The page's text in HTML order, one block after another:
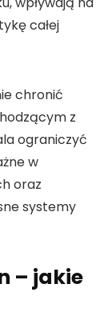
całej
chronić
z
ograniczyć
w
oraz
systemy
– jakie